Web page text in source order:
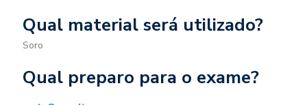
Qual material será utilizado?
Soro
Qual preparo para o exame?